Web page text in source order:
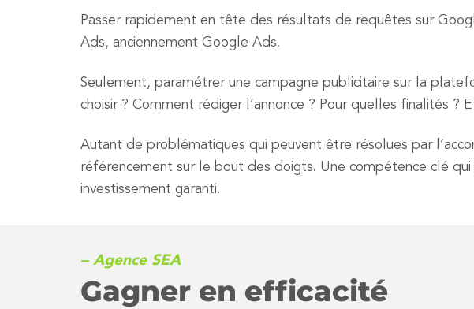
Passer rapidement en tête des résultats de requêtes sur
Ads, anciennement Google Ads.
Seulement, paramétrer une campagne publicitaire sur la
choisir ? Comment rédiger l’annonce ? Pour quelles finalités ?
Autant de problématiques qui peuvent être résolues par
référencement sur le bout des doigts. Une compétence clé
investissement garanti.
– Agence SEA
Gagner en efficacité